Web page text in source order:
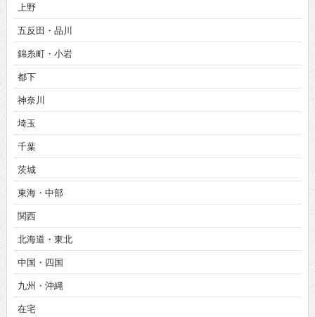
上野
五反田・品川
錦糸町・小岩
都下
神奈川
埼玉
千葉
茨城
東海・中部
関西
北海道・東北
中国・四国
九州・沖縄
在宅